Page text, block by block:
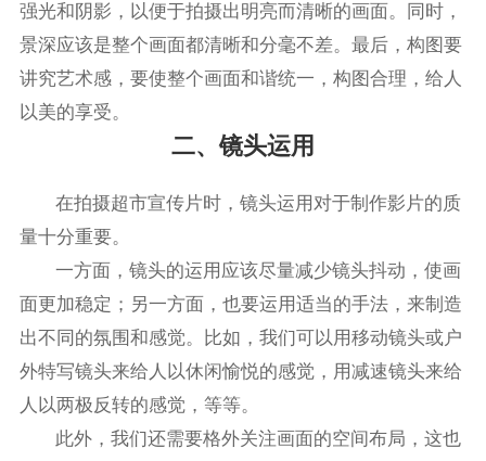
强光和阴影，以便于拍摄出明亮而清晰的画面。同时，
景深应该是整个画面都清晰和分毫不差。最后，构图要
讲究艺术感，要使整个画面和谐统一，构图合理，给人
以美的享受。
二、镜头运用
在拍摄超市宣传片时，镜头运用对于制作影片的质
量十分重要。
一方面，镜头的运用应该尽量减少镜头抖动，使画
面更加稳定；另一方面，也要运用适当的手法，来制造
出不同的氛围和感觉。比如，我们可以用移动镜头或户
外特写镜头来给人以休闲愉悦的感觉，用减速镜头来给
人以两极反转的感觉，等等。
此外，我们还需要格外关注画面的空间布局，这也